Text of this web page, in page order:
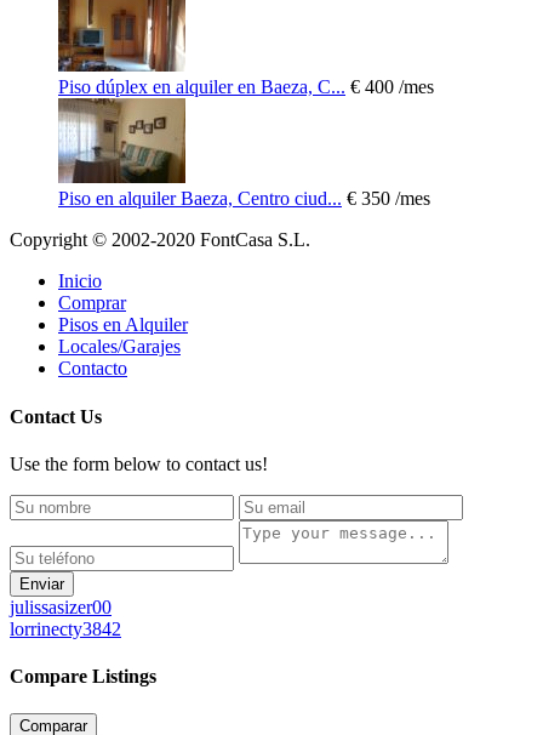
Piso dúplex en alquiler en Baeza, C... € 400 /mes
Piso en alquiler Baeza, Centro ciud... € 350 /mes
Copyright © 2002-2020 FontCasa S.L.
Inicio
Comprar
Pisos en Alquiler
Locales/Garajes
Contacto
Contact Us
Use the form below to contact us!
Enviar
julissasizer00
lorrinecty3842
Compare Listings
Comparar